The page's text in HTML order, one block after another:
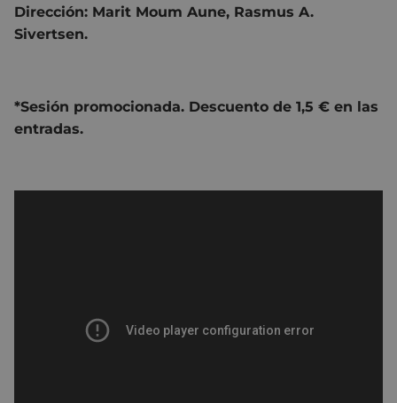
Dirección: Marit Moum Aune, Rasmus A.
Sivertsen.
*Sesión promocionada. Descuento de 1,5 € en las
entradas.